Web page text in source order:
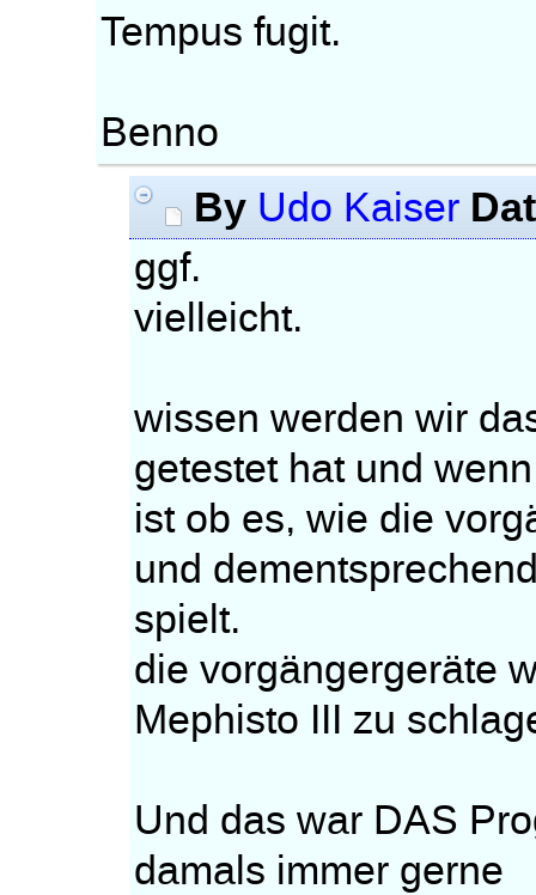
Tempus fugit.
Benno
By Udo Kaiser
ggf.
vielleicht.
wissen werden wir
getestet hat und
ist ob es, wie die
und
spielt.
die vorgängergeräte
Mephisto III zu
Und das war DAS
damals immer gerne